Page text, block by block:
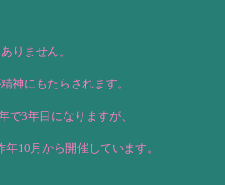
りません。
神にもたらされます。
で3年目になりますが、
年10月から開催しています。